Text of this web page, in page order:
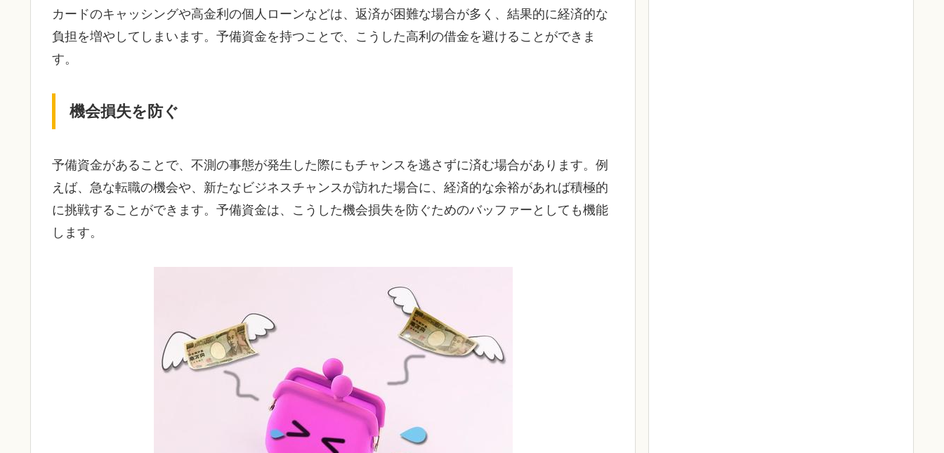
カードのキャッシングや高金利の個人ローンなどは、返済が困難な場合が多く、結果的に経済的な
負担を増やしてしまいます。予備資金を持つことで、こうした高利の借金を避けることができま
す。
機会損失を防ぐ
予備資金があることで、不測の事態が発生した際にもチャンスを逃さずに済む場合があります。例
えば、急な転職の機会や、新たなビジネスチャンスが訪れた場合に、経済的な余裕があれば積極的
に挑戦することができます。予備資金は、こうした機会損失を防ぐためのバッファーとしても機能
します。